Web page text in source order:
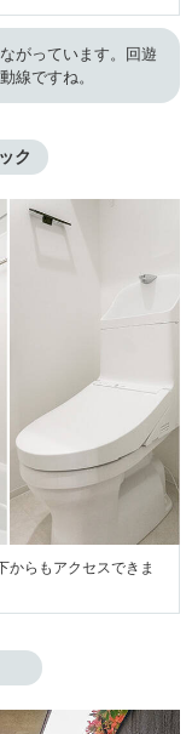
がっています。回遊
線ですね。
ク
からもアクセスできま